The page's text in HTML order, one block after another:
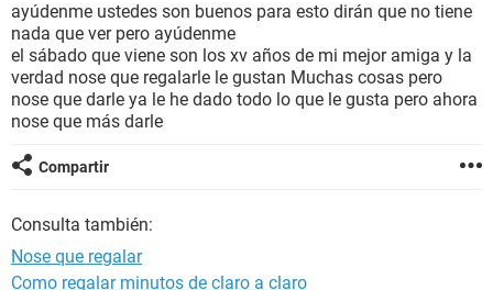
ayúdenme ustedes son buenos para esto dirán que no tiene
nada que ver pero ayúdenme
el sábado que viene son los xv años de mi mejor amiga y la
verdad nose que regalarle le gustan Muchas cosas pero
nose que darle ya le he dado todo lo que le gusta pero ahora
nose que más darle
Compartir
Consulta también:
Nose que regalar
Como regalar minutos de claro a claro